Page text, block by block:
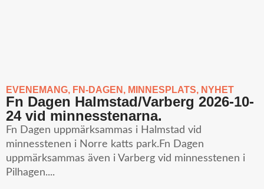
EVENEMANG, FN-DAGEN , MINNESPLATS, NYHET
Fn Dagen Halmstad/Varberg 2026-10-
24 vid minnesstenarna.
Fn Dagen uppmärksammas i Halmstad vid
minnesstenen i Norre katts park.Fn Dagen
uppmärksammas även i Varberg vid minnesstenen i
Pilhagen....